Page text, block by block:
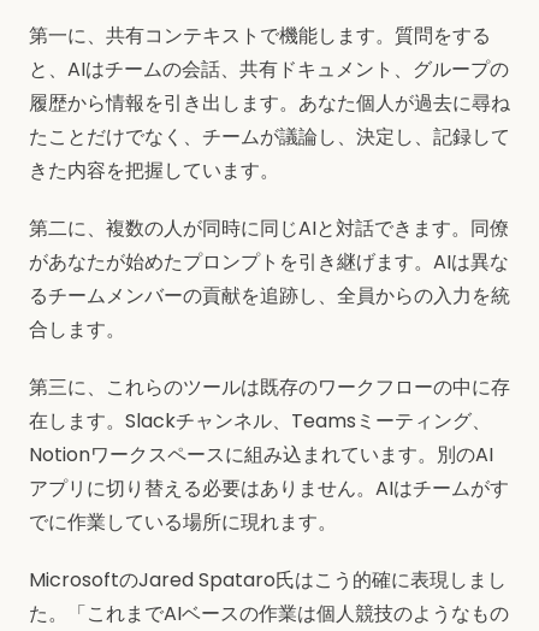
第一に、共有コンテキストで機能します。質問をする
と、AIはチームの会話、共有ドキュメント、グループの
履歴から情報を引き出します。あなた個人が過去に尋ね
たことだけでなく、チームが議論し、決定し、記録して
きた内容を把握しています。
第二に、複数の人が同時に同じAIと対話できます。同僚
があなたが始めたプロンプトを引き継げます。AIは異な
るチームメンバーの貢献を追跡し、全員からの入力を統
合します。
第三に、これらのツールは既存のワークフローの中に存
在します。Slackチャンネル、Teamsミーティング、
Notionワークスペースに組み込まれています。別のAI
アプリに切り替える必要はありません。AIはチームがす
でに作業している場所に現れます。
MicrosoftのJared Spataro氏はこう的確に表現しまし
た。「これまでAIベースの作業は個人競技のようなもの